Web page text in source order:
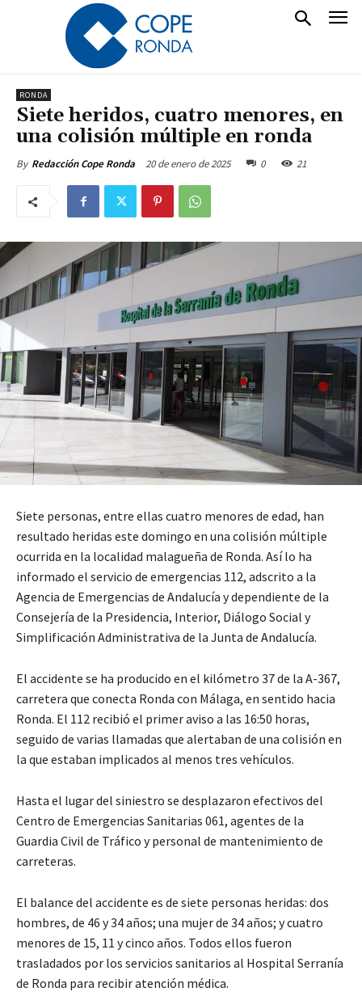
RONDA
Siete heridos, cuatro menores, en
una colisión múltiple en ronda
By Redacción Cope Ronda 20 de enero de 2025 0 21
Siete personas, entre ellas cuatro menores de edad, han
resultado heridas este domingo en una colisión múltiple
ocurrida en la localidad malagueña de Ronda. Así lo ha
informado el servicio de emergencias 112, adscrito a la
Agencia de Emergencias de Andalucía y dependiente de la
Consejería de la Presidencia, Interior, Diálogo Social y
Simplificación Administrativa de la Junta de Andalucía.
El accidente se ha producido en el kilómetro 37 de la A-367,
carretera que conecta Ronda con Málaga, en sentido hacia
Ronda. El 112 recibió el primer aviso a las 16:50 horas,
seguido de varias llamadas que alertaban de una colisión en
la que estaban implicados al menos tres vehículos.
Hasta el lugar del siniestro se desplazaron efectivos del
Centro de Emergencias Sanitarias 061, agentes de la
Guardia Civil de Tráfico y personal de mantenimiento de
carreteras.
El balance del accidente es de siete personas heridas: dos
hombres, de 46 y 34 años; una mujer de 34 años; y cuatro
menores de 15, 11 y cinco años. Todos ellos fueron
trasladados por los servicios sanitarios al Hospital Serranía
de Ronda para recibir atención médica.